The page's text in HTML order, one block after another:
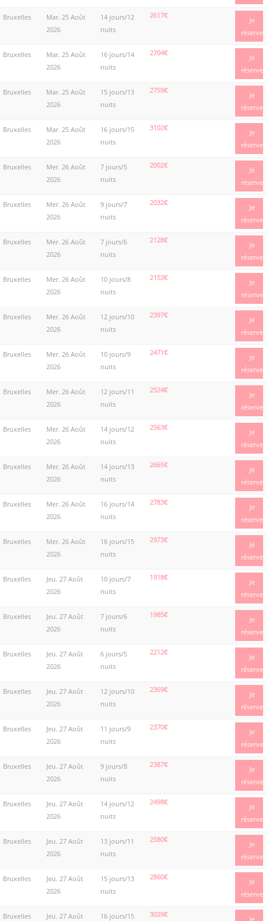
Bruxelles
Mar. 25 Août
2026
14 jours/12
nuits
2617€
Je
réserve
Bruxelles
Mar. 25 Août
2026
16 jours/14
nuits
2704€
Je
réserve
Bruxelles
Mar. 25 Août
2026
15 jours/13
nuits
2759€
Je
réserve
Bruxelles
Mar. 25 Août
2026
16 jours/15
nuits
3102€
Je
réserve
Bruxelles
Mer. 26 Août
2026
7 jours/5
nuits
2002€
Je
réserve
Bruxelles
Mer. 26 Août
2026
9 jours/7
nuits
2032€
Je
réserve
Bruxelles
Mer. 26 Août
2026
7 jours/6
nuits
2128€
Je
réserve
Bruxelles
Mer. 26 Août
2026
10 jours/8
nuits
2153€
Je
réserve
Bruxelles
Mer. 26 Août
2026
12 jours/10
nuits
2397€
Je
réserve
Bruxelles
Mer. 26 Août
2026
10 jours/9
nuits
2471€
Je
réserve
Bruxelles
Mer. 26 Août
2026
12 jours/11
nuits
2524€
Je
réserve
Bruxelles
Mer. 26 Août
2026
14 jours/12
nuits
2563€
Je
réserve
Bruxelles
Mer. 26 Août
2026
14 jours/13
nuits
2665€
Je
réserve
Bruxelles
Mer. 26 Août
2026
16 jours/14
nuits
2783€
Je
réserve
Bruxelles
Mer. 26 Août
2026
16 jours/15
nuits
2973€
Je
réserve
Bruxelles
Jeu. 27 Août
2026
10 jours/7
nuits
1918€
Je
réserve
Bruxelles
Jeu. 27 Août
2026
7 jours/6
nuits
1985€
Je
réserve
Bruxelles
Jeu. 27 Août
2026
6 jours/5
nuits
2212€
Je
réserve
Bruxelles
Jeu. 27 Août
2026
12 jours/10
nuits
2369€
Je
réserve
Bruxelles
Jeu. 27 Août
2026
11 jours/9
nuits
2370€
Je
réserve
Bruxelles
Jeu. 27 Août
2026
9 jours/8
nuits
2387€
Je
réserve
Bruxelles
Jeu. 27 Août
2026
14 jours/12
nuits
2498€
Je
réserve
Bruxelles
Jeu. 27 Août
2026
13 jours/11
nuits
2580€
Je
réserve
Bruxelles
Jeu. 27 Août
2026
15 jours/13
nuits
2860€
Je
réserve
Bruxelles Jeu. 27 Août 16 jours/15 3029€
Je